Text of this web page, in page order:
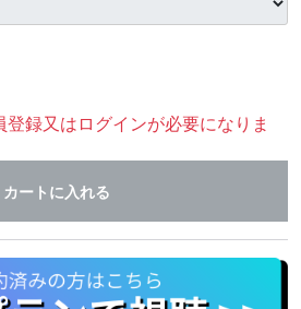
録又はログインが必要になりま
カートに入れる